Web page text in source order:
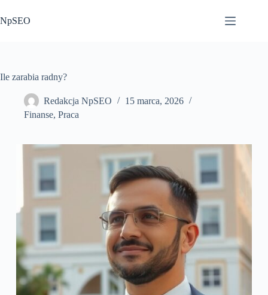
do
treści
NpSEO
Ile zarabia radny?
Redakcja NpSEO
15 marca, 2026
Finanse, Praca